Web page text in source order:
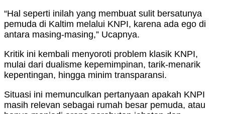
“Hal seperti inilah yang membuat sulit bersatunya
pemuda di Kaltim melalui KNPI, karena ada ego di
antara masing-masing,” Ucapnya.
Kritik ini kembali menyoroti problem klasik KNPI,
mulai dari dualisme kepemimpinan, tarik-menarik
kepentingan, hingga minim transparansi.
Situasi ini memunculkan pertanyaan apakah KNPI
masih relevan sebagai rumah besar pemuda, atau